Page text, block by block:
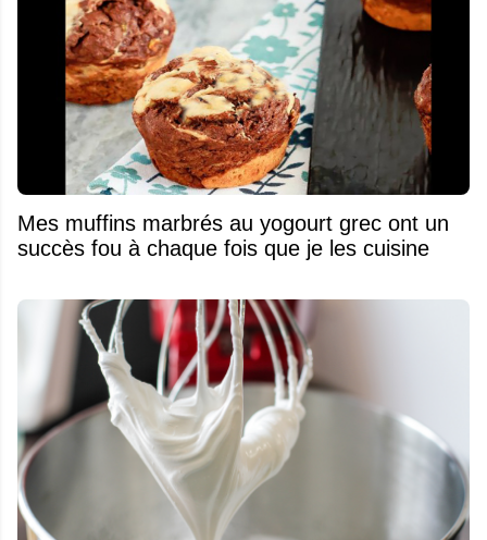
Mes muffins marbrés au yogourt grec ont un
succès fou à chaque fois que je les cuisine